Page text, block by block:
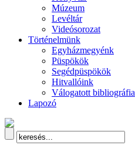
Múzeum
Levéltár
Videósorozat
Történelmünk
Egyházmegyénk
Püspökök
Segédpüspökök
Hitvallóink
Válogatott bibliográfia
Lapozó